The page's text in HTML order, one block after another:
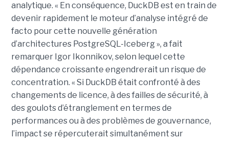
analytique. « En conséquence, DuckDB est en train de
devenir rapidement le moteur d’analyse intégré de
facto pour cette nouvelle génération
d’architectures PostgreSQL-Iceberg », a fait
remarquer Igor Ikonnikov, selon lequel cette
dépendance croissante engendrerait un risque de
concentration. « Si DuckDB était confronté à des
changements de licence, à des failles de sécurité, à
des goulots d’étranglement en termes de
performances ou à des problèmes de gouvernance,
l’impact se répercuterait simultanément sur